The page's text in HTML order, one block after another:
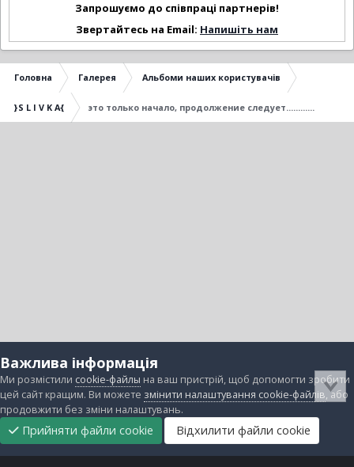
Запрошуємо до співпраці партнерів!
Звертайтесь на Email: Напишіть нам
Головна Галерея Альбоми наших користувачів
}S L I V K A{ это только начало, продолжение следует............
Важлива інформація
Ми розмістили cookie-файлы на ваш пристрій, щоб допомогти зробити
цей сайт кращим. Ви можете змінити налаштування cookie-файлів, або
продовжити без зміни налаштувань.
Прийняти файли cookie Відхилити файли cookie
Головна
Підтримати
нас
Прибрати
рекламу
Завантаження Непрочитані Реєстрація